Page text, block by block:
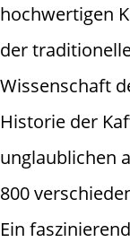
hochwertigen
der
Wissenschaft
Historie der
unglaublichen
800
Ein